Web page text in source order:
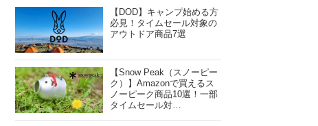
【DOD】キャンプ始める方
必見！タイムセール対象の
アウトドア商品7選
【Snow Peak（スノーピー
ク）】Amazonで買えるス
ノーピーク商品10選！一部
タイムセール対…